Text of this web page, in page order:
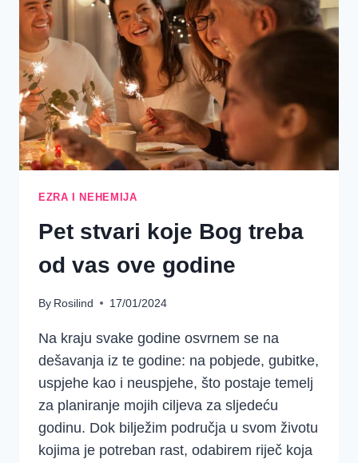
I
NEHEMIJA
2.
TJEDAN
EZRA I NEHEMIJA
Pet stvari koje Bog treba
od vas ove godine
By Rosilind 17/01/2024
Na kraju svake godine osvrnem se na
dešavanja iz te godine: na pobjede, gubitke,
uspjehe kao i neuspjehe, što postaje temelj
za planiranje mojih ciljeva za sljedeću
godinu. Dok bilježim područja u svom životu
kojima je potreban rast, odabirem riječ koja